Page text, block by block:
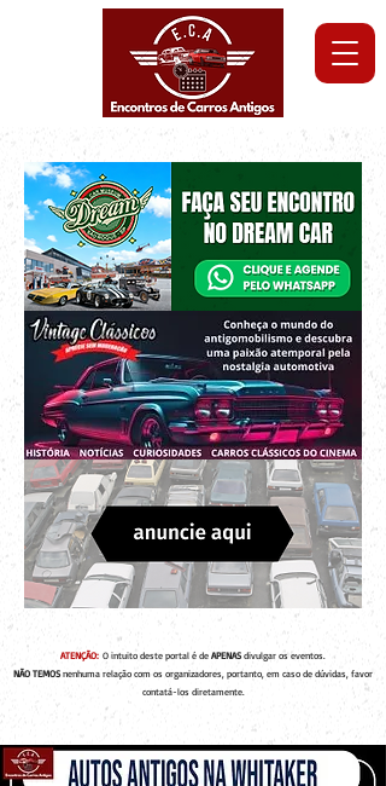
ATENÇÃO: O intuito deste portal é de APENAS divulgar os eventos.
NÃO TEMOS nenhuma relação com os organizadores, portanto, em caso de dúvidas, favor
contatá-los diretamente.